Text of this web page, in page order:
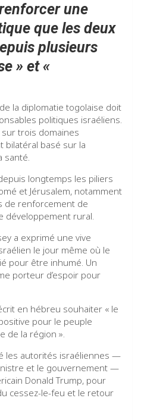
une
que les deux
plusieurs
» et «
la diplomatie togolaise doit
politiques israéliens.
trois domaines
bilatéral basé sur la
santé.
longtemps les piliers
et Jérusalem, notamment
de renforcement de
développement rural.
a exprimé une vive
le jour même où le
pour être inhumé. Un
porteur d’espoir pour
en hébreu souhaiter « le
pour le peuple
de la région ».
les autorités israéliennes —
et le gouvernement —
Donald Trump, pour
cessez-le-feu et le retour